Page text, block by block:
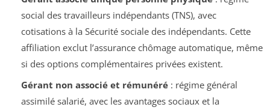
social des travailleurs indépendants (TNS), avec
cotisations à la Sécurité sociale des indépendants. Cette
affiliation exclut l’assurance chômage automatique, même
si des options complémentaires privées existent.
Gérant non associé et rémunéré: régime général
assimilé salarié, avec les avantages sociaux et la